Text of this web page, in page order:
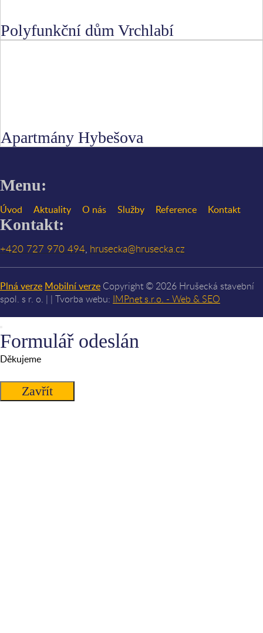
Polyfunkční dům Vrchlabí
Apartmány Hybešova
Menu:
Úvod Aktuality O nás Služby Reference Kontakt
Kontakt:
+420 727 970 494, hrusecka@hrusecka.cz
Plná verze Mobilní verze Copyright © 2026 Hrušecká stavební
spol. s r. o. | | Tvorba webu: IMPnet s.r.o. - Web & SEO
Formulář odeslán
Děkujeme
Zavřít